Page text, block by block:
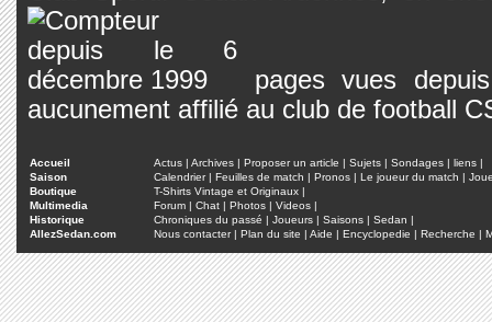
pages vues
aucunement affilié au club de football
Accueil Actus | Archives | Proposer un article | Sujets | Sondages | liens |
Saison
Calendrier| Feuilles de match | Pronos | Le joueur du match |
Boutique
T-Shirts Vintage et Originaux |
Multimedia
Forum | Chat | Photos | Videos |
Historique
Chroniques du passé | Joueurs | Saisons | Sedan |
AllezSedan.com
Nous contacter| Plan du site | Aide | Encyclopedie | Recherche |